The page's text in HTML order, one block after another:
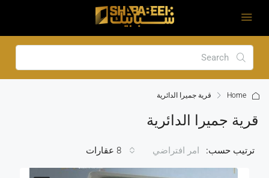
Home قرية جميرا الدائرية
قرية جميرا الدائرية
8 عقارات ترتيب حسب: امر افتراضي